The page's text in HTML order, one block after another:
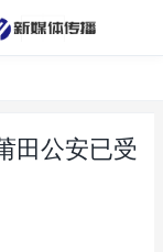
田公安已受